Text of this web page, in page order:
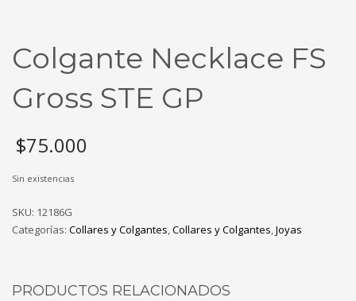
Colgante Necklace FS
Gross STE GP
$75.000
Sin existencias
SKU: 12186G
Categorías: Collares y Colgantes,Collares y Colgantes,Joyas
PRODUCTOS RELACIONADOS